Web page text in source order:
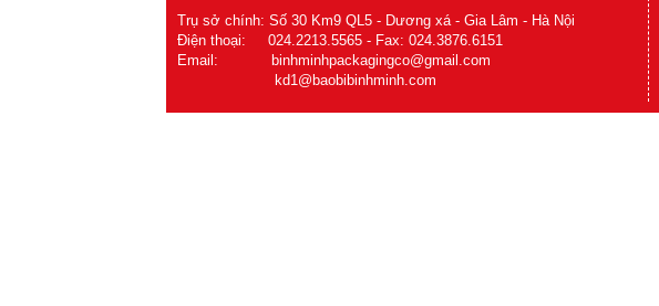
Trụ sở chính: Số 30 Km9 QL5 - Dương xá - Gia Lâm - Hà Nội
Điện thoại: 024.2213.5565 - Fax: 024.3876.6151
Email: binhminhpackagingco@gmail.com
kd1@baobibinhminh.com